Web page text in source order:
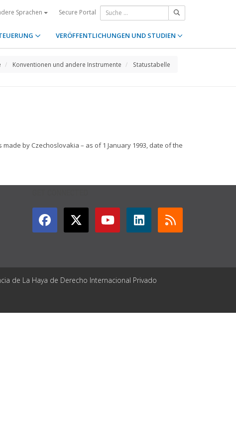
Sprachen Secure Portal
VERÖFFENTLICHUNGEN UND STUDIEN
Konventionen und andere Instrumente Statustabelle
by Czechoslovakia – as of 1 January 1993, date of the
de La Haya de Derecho Internacional Privado